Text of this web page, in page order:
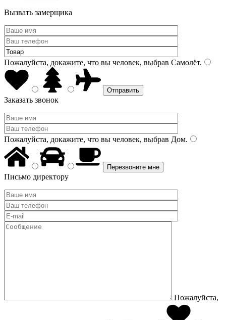
Вызвать замерщика
Пожалуйста, докажите, что вы человек, выбрав Самолёт.
Заказать звонок
Пожалуйста, докажите, что вы человек, выбрав Дом.
Письмо директору
Пожалуйста,